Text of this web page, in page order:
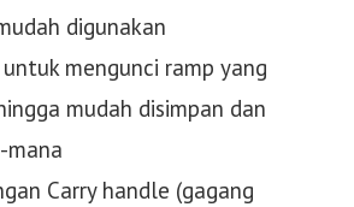
digunakan
mengunci ramp yang
mudah disimpan dan
mana
Carry handle (gagang